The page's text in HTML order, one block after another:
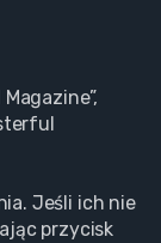
Jeśli ich nie
przycisk